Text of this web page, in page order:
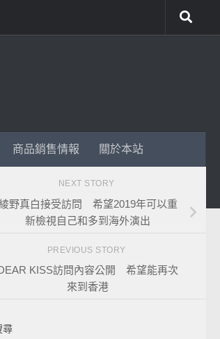
商品銷售情報 關於本站
NEXT STORY
野真白接受訪問 希望2019年可以重
新檢視自己和多到海外演出
PREVIOUS STORY
KISS訪問內容公開 希望能再次
來到香港
尋